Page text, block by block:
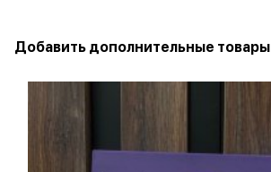
Добавить дополнительные товары